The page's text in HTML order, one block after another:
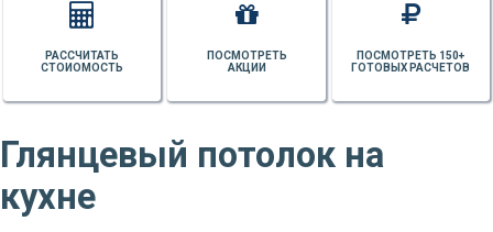
ПОСМОТРЕТЬ 150+
ГОТОВЫХ РАСЧЕТОВ
ПОСМОТРЕТЬ
АКЦИИ
РАССЧИТАТЬ
СТОИОМОСТЬ
Глянцевый потолок на
кухне